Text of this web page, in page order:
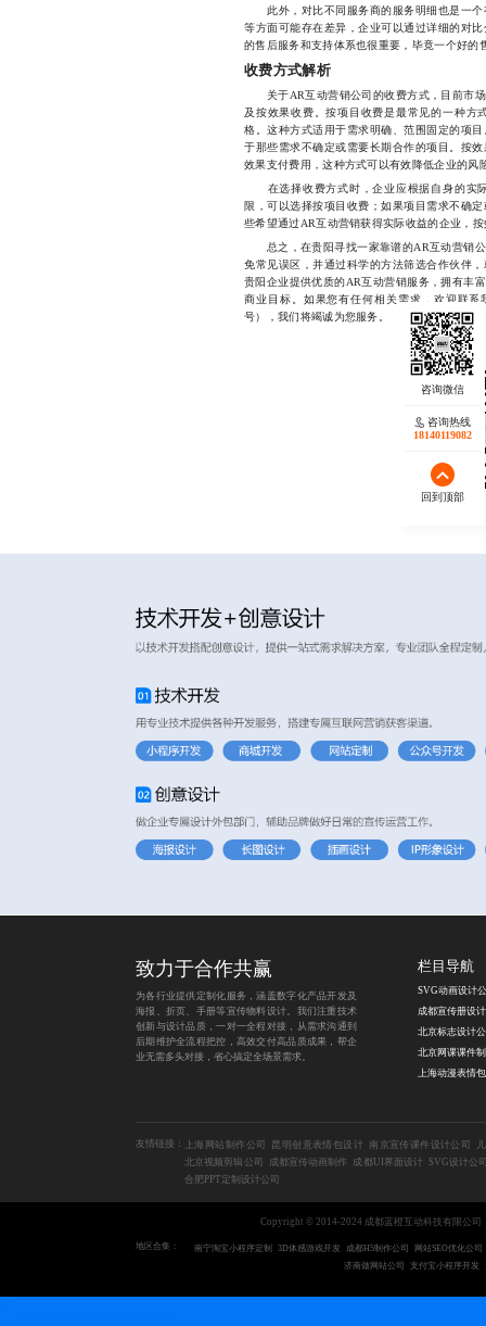
此外，对比不同服务商的服务明细也是一个
等方面可能存在差异，企业可以通过详细的对
的售后服务和支持体系也很重要，毕竟一个好
收费方式解析
关于AR互动营销公司的收费方式，目前市场
及按效果收费。按项目收费是最常见的一种方
格。这种方式适用于需求明确、范围固定的项
于那些需求不确定或需要长期合作的项目。按
效果支付费用，这种方式可以有效降低企业的
在选择收费方式时，企业应根据自身的实
限，可以选择按项目收费；如果项目需求不确
些希望通过AR互动营销获得实际收益的企业，
总之，在贵阳寻找一家靠谱的AR互动营销公
免常见误区，并通过科学的方法筛选合作伙伴
贵阳企业提供优质的AR互动营销服务，拥有丰
商业目标。如果您有任何相关需求，欢迎联系
号），我们将竭诚为您服务。
咨询热线
18140119082
回到顶部
致力于合作共赢
为各行业提供定制化服务，涵盖数字化产品开发及
海报、折页、手册等宣传物料设计。我们注重技术
创新与设计品质，一对一全程对接，从需求沟通到
后期维护全流程把控，高效交付高品质成果，帮企
业无需多头对接，省心搞定全场景需求。
栏目导航
SVG动画设计
北京标志设计
友情链接： 上海网站制作公司 昆明创意表情包设计 南京宣传课件设计公司
北京视频剪辑公司
成都宣传动画制作 成都UI界面设计
SVG设计公
合肥PPT定制设计公司
Copyright © 2014-2024 成都蓝橙互动科技有限公司
地区合集： 南宁淘宝小程序定制 3D体感游戏开发 成都H5制作公司
网站SEO优化公司
济南做网站公司
支付宝小程序开发